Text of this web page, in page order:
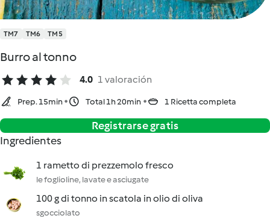
TM7 TM6 TM5
Burro al tonno
4.0 1 valoración
Prep. 15min Total 1h 20min 1 Ricetta completa
Registrarse gratis
Ingredientes
1 rametto di prezzemolo fresco
le foglioline, lavate e asciugate
100 g di tonno in scatola in olio di oliva
sgocciolato